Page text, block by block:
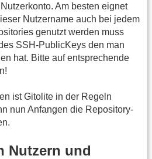
Am besten eignet
Nutzername auch bei jedem
genutzt werden muss
SSH-PublicKeys den man
hat. Bitte auf entsprechende
ist Gitolite in der Regeln
nun Anfangen die Repository-
Nutzern und